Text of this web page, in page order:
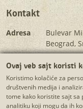
Kontakt
Adresa
Bulevar
Beograd,
do 17h)
E-mail
Ovaj veb sajt koristi
Koristimo kolačiće za
društvenih medija i
tome kako koristite sajt sa
analitiku koji mogu da ih